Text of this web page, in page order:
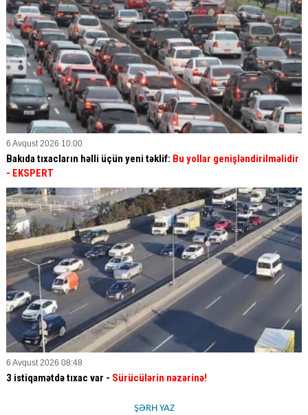
6 Avqust 2026 10:00
Bakıda tıxacların həlli üçün yeni təklif: Bu yollar genişləndirilməlidir
- EKSPERT
6 Avqust 2026 08:48
3 istiqamətdə tıxac var - Sürücülərin nəzərinə!
ŞƏRH YAZ